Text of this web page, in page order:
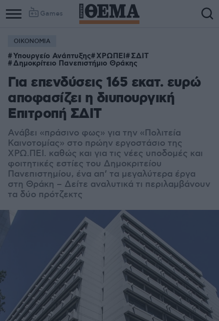
Games
ΟΙΚΟΝΟΜΙΑ
Υπουργείο Ανάπτυξης ΧΡΩΠΕΙ ΣΔΙΤ
Δημοκρίτειο Πανεπιστήμιο Θράκης
Για επενδύσεις 165 εκατ. ευρώ
αποφασίζει η διυπουργική
Επιτροπή ΣΔΙΤ
Ανάβει «πράσινο φως» για την «Πολιτεία
Καινοτομίας» στο πρώην εργοστάσιο της
ΧΡΩ.ΠΕΙ. καθώς και για τις νέες υποδομές και
φοιτητικές εστίες του Δημοκριτείου
Πανεπιστημίου, ένα απ’ τα μεγαλύτερα έργα
στη Θράκη – Δείτε αναλυτικά τι περιλαμβάνουν
τα δύο πρότζεκτς